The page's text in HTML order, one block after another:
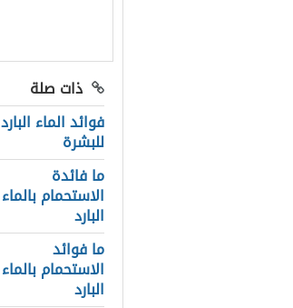
ذات صلة
فوائد الماء البارد
للبشرة
ما فائدة
الاستحمام بالماء
البارد
ما فوائد
الاستحمام بالماء
البارد